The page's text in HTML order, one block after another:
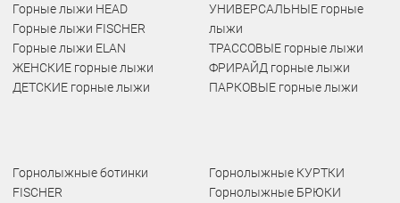
Горные лыжи HEAD
Горные лыжи FISCHER
Горные лыжи ELAN
ЖЕНСКИЕ горные лыжи
ДЕТСКИЕ горные лыжи
УНИВЕРСАЛЬНЫЕ горные
лыжи
ТРАССОВЫЕ горные лыжи
ФРИРАЙД горные лыжи
ПАРКОВЫЕ горные лыжи
Горнолыжные ботинки
FISCHER
Горнолыжные КУРТКИ
Горнолыжные БРЮКИ